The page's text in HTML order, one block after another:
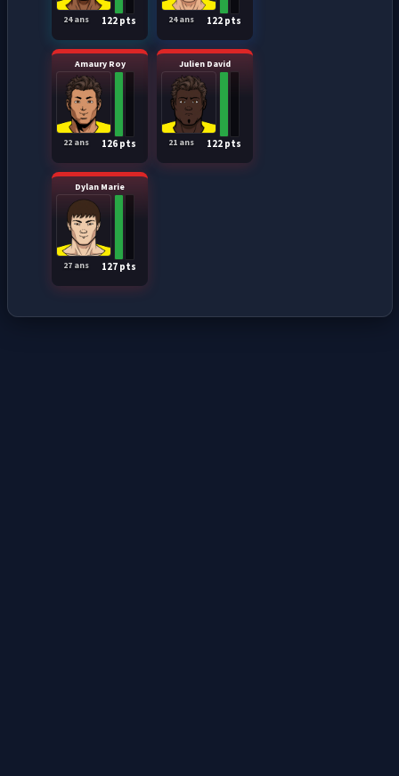
122 pts
24 ans 122 pts
24 ans
Amaury Roy
126 pts
22 ans
Julien David
122 pts
21 ans
Dylan Marie
127 pts
27 ans